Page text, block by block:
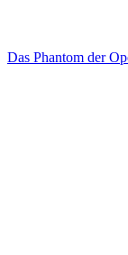
Das Phantom der